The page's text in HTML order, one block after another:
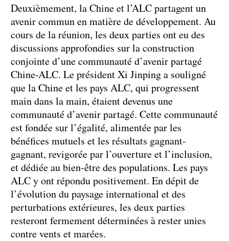
Deuxièmement, la Chine et l’ALC partagent un
avenir commun en matière de développement. Au
cours de la réunion, les deux parties ont eu des
discussions approfondies sur la construction
conjointe d’une communauté d’avenir partagé
Chine-ALC. Le président Xi Jinping a souligné
que la Chine et les pays ALC, qui progressent
main dans la main, étaient devenus une
communauté d’avenir partagé. Cette communauté
est fondée sur l’égalité, alimentée par les
bénéfices mutuels et les résultats gagnant-
gagnant, revigorée par l’ouverture et l’inclusion,
et dédiée au bien-être des populations. Les pays
ALC y ont répondu positivement. En dépit de
l’évolution du paysage international et des
perturbations extérieures, les deux parties
resteront fermement déterminées à rester unies
contre vents et marées.